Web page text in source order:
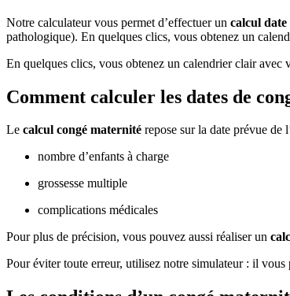
Notre calculateur vous permet d’effectuer un calcul
pathologique). En quelques clics, vous obtenez un
En quelques clics, vous obtenez un calendrier clair avec
Comment calculer les dates de
Le calcul congé maternité repose sur la date prévue de
nombre d’enfants à charge
grossesse multiple
complications médicales
Pour plus de précision, vous pouvez aussi réaliser un
Pour éviter toute erreur, utilisez notre simulateur : il vous